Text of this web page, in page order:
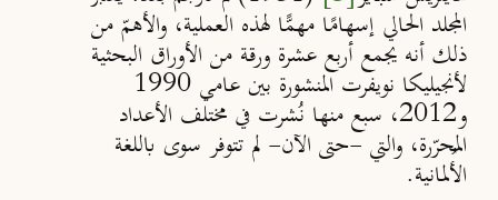
المجلد الحالي إسهامًا مهمًّا لهذه العملية، والأهمّ من
ذلك أنه يجمع أربع عشرة ورقة من الأوراق البحثية
لأنجيليكا نويفرت المنشورة بين عامي 1990
و2012، سبع منها نُشرت في مختلف الأعداد
المُحرّرة، والتي -حتى الآن- لم تتوفر سوى باللغة
الألمانية.